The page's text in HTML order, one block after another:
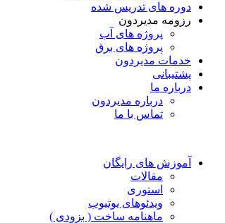
دوره های تدریس شده
رزومه مدیردون
پروژه های آب
پروژه های برق
خدمات مدیردون
پشتیبانی
درباره ما
درباره مدیردون
تماس با ما
آموزش های رایگان
مقالات
استوری
ویدئوهای یوتیوب
ماهنامه ساخت ( بزودی )